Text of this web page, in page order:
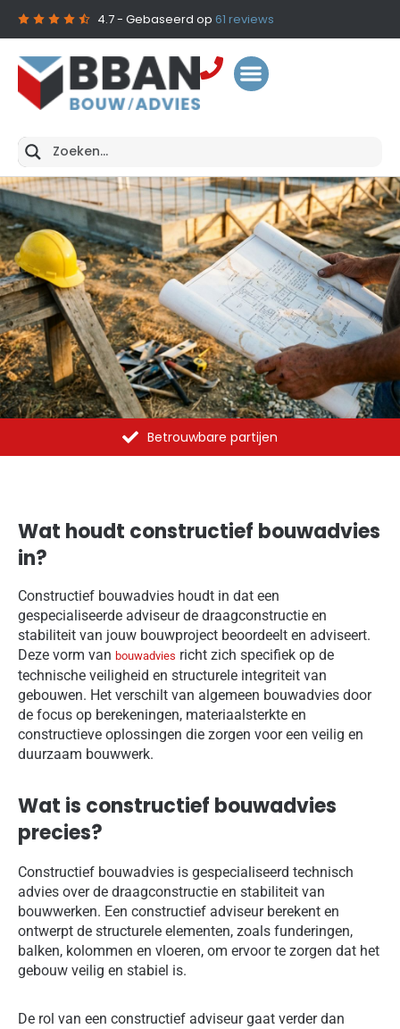
4.7- Gebaseerd op 61 reviews
Al meer dan 1375
Wat houdt constructief bouwadvies
in?
Constructief bouwadvies houdt in dat een
gespecialiseerde adviseur de draagconstructie en
stabiliteit van jouw bouwproject beoordeelt en adviseert.
Deze vorm van bouwadvies richt zich specifiek op de
technische veiligheid en structurele integriteit van
gebouwen. Het verschilt van algemeen bouwadvies door
de focus op berekeningen, materiaalsterkte en
constructieve oplossingen die zorgen voor een veilig en
duurzaam bouwwerk.
Wat is constructief bouwadvies
precies?
Constructief bouwadvies is gespecialiseerd technisch
advies over de draagconstructie en stabiliteit van
bouwwerken. Een constructief adviseur berekent en
ontwerpt de structurele elementen, zoals funderingen,
balken, kolommen en vloeren, om ervoor te zorgen dat het
gebouw veilig en stabiel is.
De rol van een constructief adviseur gaat verder dan